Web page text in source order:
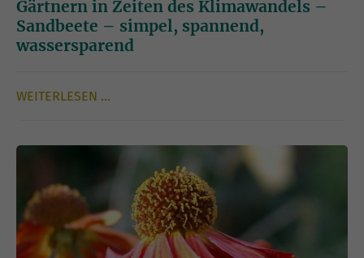
Gärtnern in Zeiten des Klimawandels –
Sandbeete – simpel, spannend,
wassersparend
WEITERLESEN …